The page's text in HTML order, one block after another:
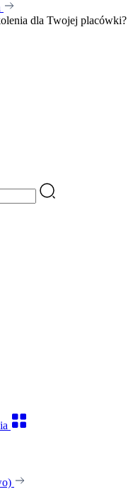
dla Twojej placówki?